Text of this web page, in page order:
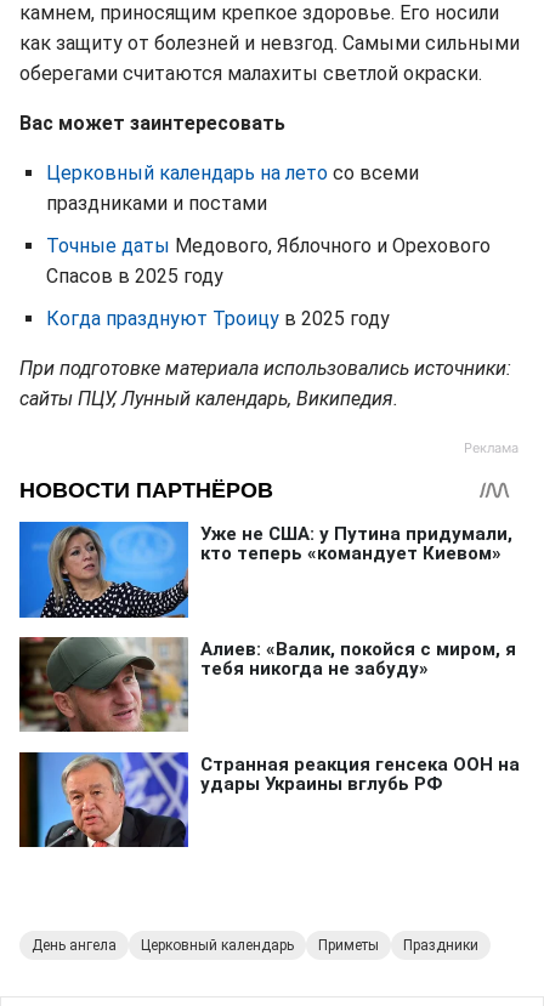
камнем, приносящим крепкое здоровье. Его носили
как защиту от болезней и невзгод. Самыми сильными
оберегами считаются малахиты светлой окраски.
Вас может заинтересовать
Церковный календарь на лето со всеми
праздниками и постами
Точные даты Медового, Яблочного и Орехового
Спасов в 2025 году
Когда празднуют Троицу в 2025 году
При подготовке материала использовались источники:
сайты ПЦУ, Лунный календарь, Википедия.
День ангела Церковный календарь Приметы Праздники